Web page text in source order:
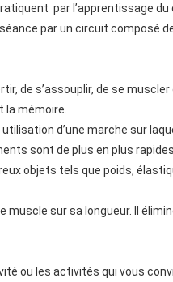
par l’apprentissage
par un circuit composé
de s’assouplir, de se
la mémoire.
d’une marche sur
sont de plus en plus
objets tels que poids,
muscle sur sa longueur. Il
ou les activités qui vous